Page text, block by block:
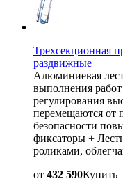
Трехсекционная
раздвижные
Алюминиевая
выполнения
регулирования
перемещаются от
безопасности
фиксаторы +
роликами,
от 432 590Купить